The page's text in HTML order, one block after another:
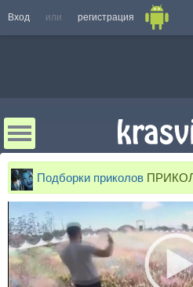
Вход или регистрация
Подборки приколов